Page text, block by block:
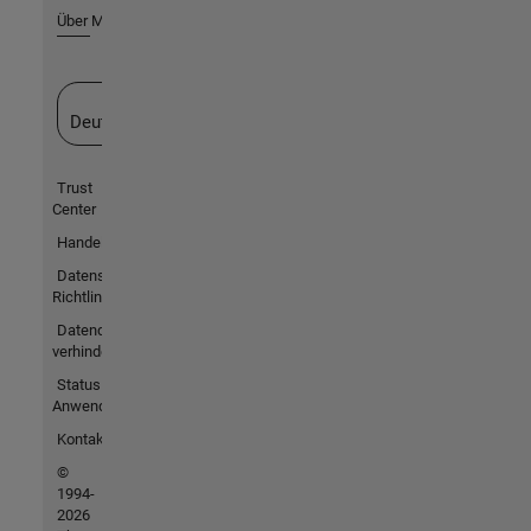
Über MathWorks
Deutschland
Trust
Center
Handelsmarken
Datenschutz-
Richtlinien
Datendiebstahl
verhindern
Status von
Anwendungen
Kontakt
©
1994-
2026